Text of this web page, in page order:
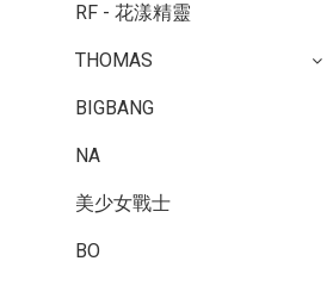
RF - 花漾精靈
THOMAS
BIGBANG
NA
美少女戰士
BO